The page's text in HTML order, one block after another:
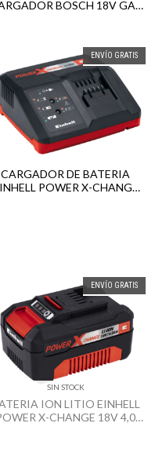
BOSCH 18V GAL
ENVÍO GRATIS
CARGADOR DE BATERIA
POWER X-CHANGE
ENVÍO GRATIS
SIN STOCK
ION LITIO EINHELL
X-CHANGE 18V 4,0